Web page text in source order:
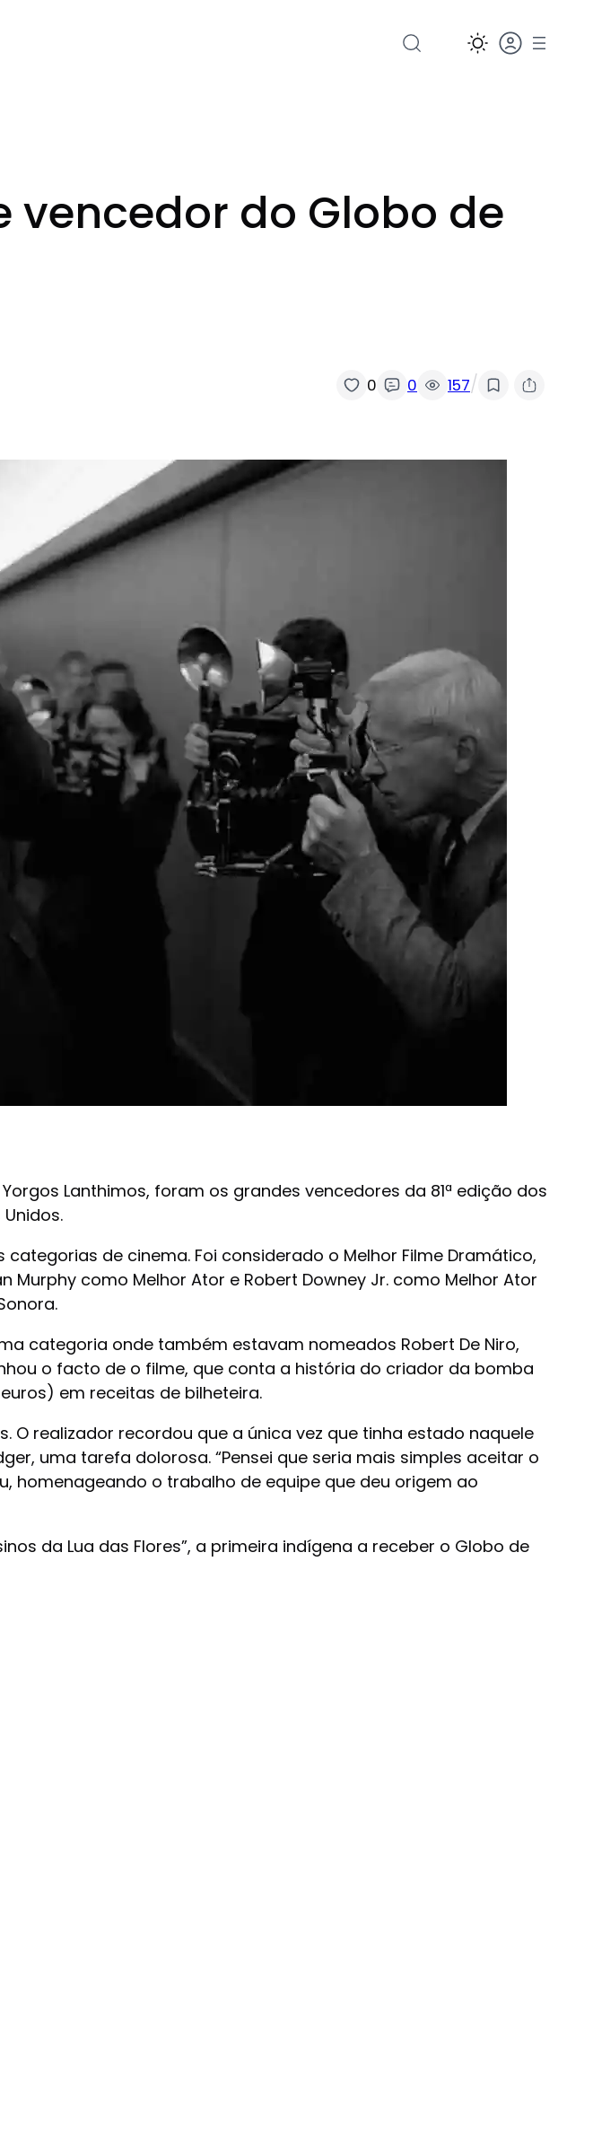
vencedor do Globo de
0 0 157/
Lanthimos, foram os grandes vencedores da 81ª edição dos
de cinema. Foi considerado o Melhor Filme Dramático,
como Melhor Ator e Robert Downey Jr. como Melhor Ator
categoria onde também estavam nomeados Robert De Niro,
o facto de o filme, que conta a história do criador da bomba
em receitas de bilheteira.
O realizador recordou que a única vez que tinha estado naquele
uma tarefa dolorosa. “Pensei que seria mais simples aceitar o
homenageando o trabalho de equipe que deu origem ao
da Lua das Flores”, a primeira indígena a receber o Globo de